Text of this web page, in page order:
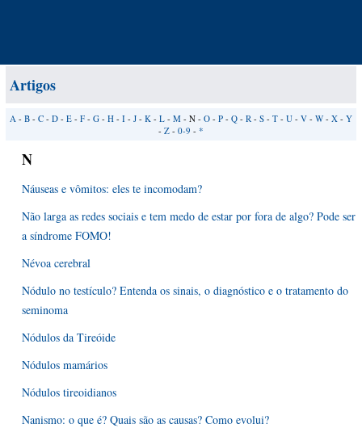
Artigos
A - B - C - D - E - F - G - H - I - J - K - L - M - N - O - P - Q - R - S - T - U - V - W - X - Y
- Z - 0-9 - *
N
Náuseas e vômitos: eles te incomodam?
Não larga as redes sociais e tem medo de estar por fora de algo? Pode ser
a síndrome FOMO!
Névoa cerebral
Nódulo no testículo? Entenda os sinais, o diagnóstico e o tratamento do
seminoma
Nódulos da Tireóide
Nódulos mamários
Nódulos tireoidianos
Nanismo: o que é? Quais são as causas? Como evolui?